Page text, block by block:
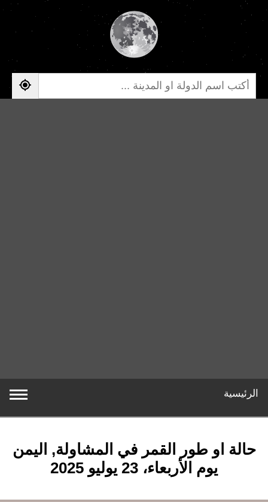
الرئيسية
حالة او طور القمر في المشاولة, اليمن
يوم الأربعاء، 23 يوليو 2025